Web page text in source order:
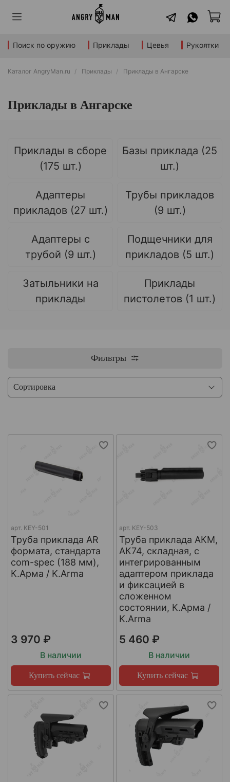
Поиск по оружию Приклады Цевья Рукоятки
Каталог AngryMan.ru Приклады Приклады в Ангарске
Приклады в Ангарске
Приклады в сборе
(175 шт.)
Базы приклада (25
шт.)
Адаптеры
прикладов (27 шт.)
Трубы прикладов
(9 шт.)
Адаптеры с
трубой (9 шт.)
Подщечники для
прикладов (5 шт.)
Затыльники на
приклады
Приклады
пистолетов (1 шт.)
Фильтры
арт. KEY-501
Труба приклада AR
формата, стандарта
com-spec (188 мм),
К.Арма / K.Arma
3 970 ₽
В наличии
Купить сейчас
арт. KEY-503
Труба приклада АКМ,
АК74, складная, с
интегрированным
адаптером приклада
и фиксацией в
сложенном
состоянии, К.Арма /
K.Arma
5 460 ₽
В наличии
Купить сейчас